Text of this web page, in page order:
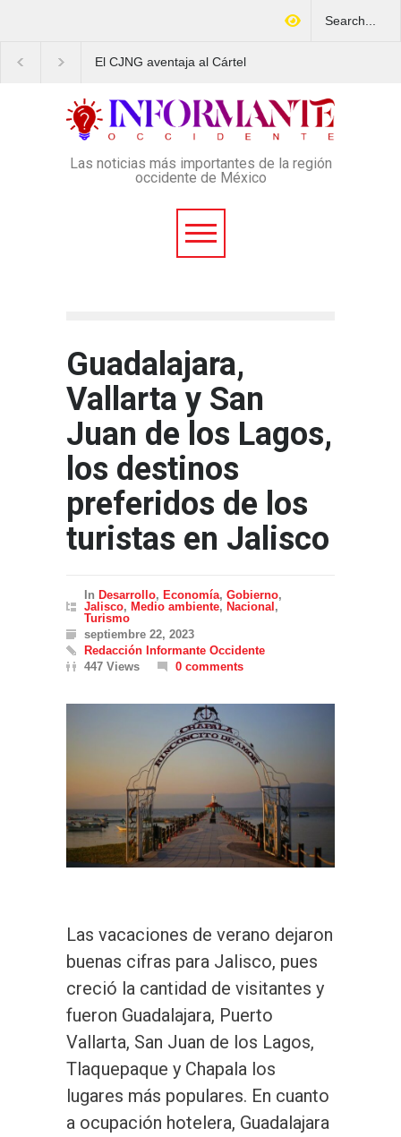
El CJNG aventaja al Cártel
Montenegro
esquema Ponzi con
4 mil afectados
Las noticias más importantes de la región
occidente de México
Guadalajara,
Vallarta y San
Juan de los Lagos,
los destinos
preferidos de los
turistas en Jalisco
In Desarrollo, Economía, Gobierno,
Jalisco, Medio ambiente, Nacional ,
Turismo
septiembre 22, 2023
Redacción Informante Occidente
447 Views
0 comments
Las vacaciones de verano dejaron
buenas cifras para Jalisco, pues
creció la cantidad de visitantes y
fueron Guadalajara, Puerto
Vallarta, San Juan de los Lagos,
Tlaquepaque y Chapala los
lugares más populares. En cuanto
a ocupación hotelera, Guadalajara